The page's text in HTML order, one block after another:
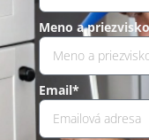
Meno a
Email*